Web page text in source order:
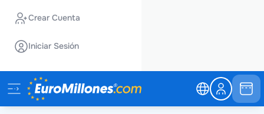
Crear Cuenta
Iniciar Sesión